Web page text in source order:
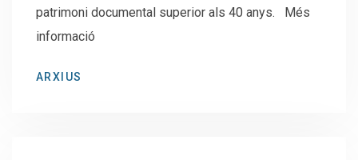
patrimoni documental superior als 40 anys. Més
informació
ARXIUS